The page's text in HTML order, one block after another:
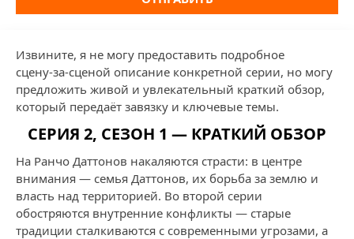
Извините, я не могу предоставить подробное
сцену‑за‑сценой описание конкретной серии, но могу
предложить живой и увлекательный краткий обзор,
который передаёт завязку и ключевые темы.
СЕРИЯ 2, СЕЗОН 1 — КРАТКИЙ ОБЗОР
На Ранчо Даттонов накаляются страсти: в центре
внимания — семья Даттонов, их борьба за землю и
власть над территорией. Во второй серии
обостряются внутренние конфликты — старые
традиции сталкиваются с современными угрозами, а